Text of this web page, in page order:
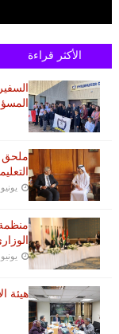
الأكثر قراءة
ملحق
يونيو 09, 2023
منظمة
يونيو 09, 2023
هيئة